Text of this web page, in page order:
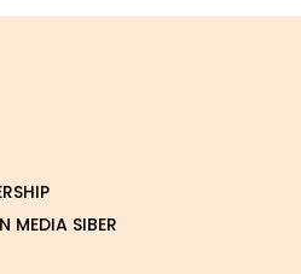
MEDIA SIBER